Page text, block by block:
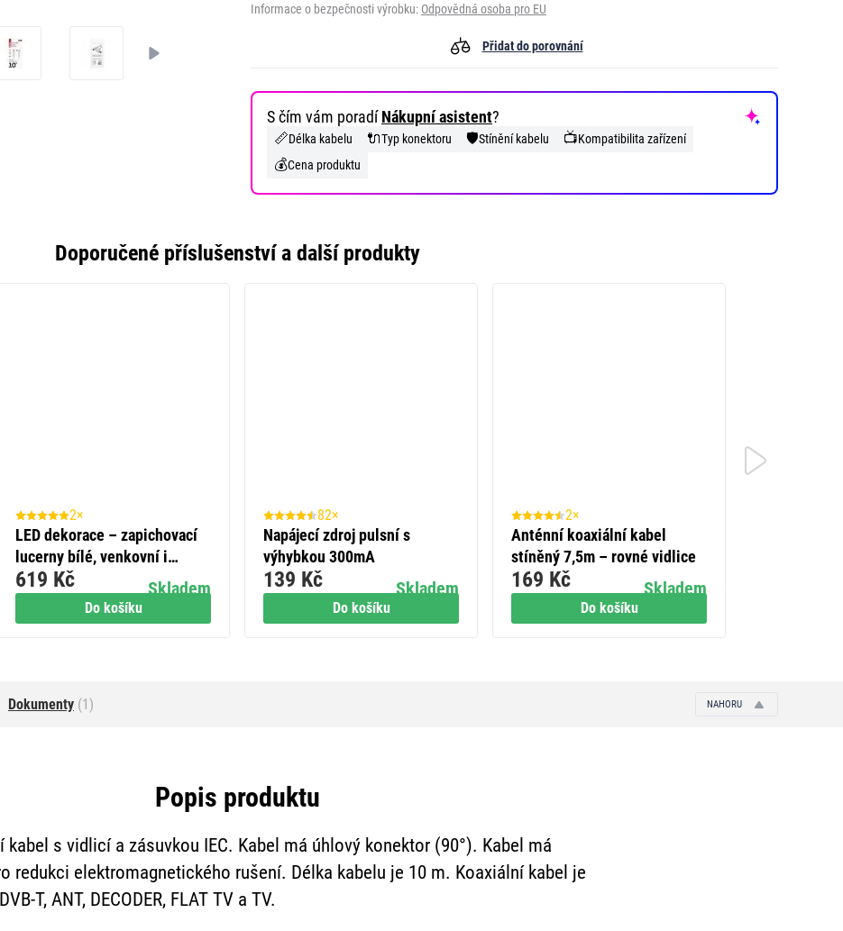
Informace o bezpečnosti výrobku: Odpovědná osoba pro EU
Přidat do porovnání
S čím vám poradíNákupní asistent?
📏Délka kabelu 🔌Typ konektoru 🛡️Stínění kabelu 📺Kompatibilita zařízení
💰Cena produktu
Doporučené příslušenství a další produkty
Do košíku
2×
LED dekorace – zapichovací
lucerny bílé, venkovní i
vnitřní, studená bílá Skladem
619 Kč
Do košíku
82×
Napájecí zdroj pulsní s
výhybkou 300mA
Skladem
139 Kč
Do košíku
2×
Anténní koaxiální kabel
stíněný 7,5m – rovné vidlice
Skladem
169 Kč
Dokumenty (1) NAHORU
Popis produktu
kabel s vidlicí a zásuvkou IEC. Kabel má úhlový konektor (90°). Kabel má
redukci elektromagnetického rušení. Délka kabelu je 10 m. Koaxiální kabel je
T, ANT, DECODER, FLAT TV a TV.